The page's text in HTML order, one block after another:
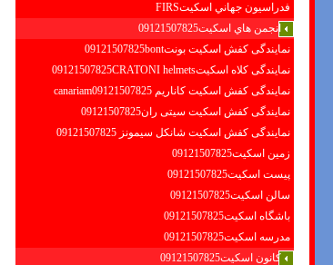
فدراسيون جهاني اسكيتFIRS
انجمن هاي اسكيت09121507825
نمایندگی کفش اسکیت بونت09121507825bont
نمایندگی کلاه اسکیت09121507825CRATONI helmets
نمایندگی کفش اسکیت كاناريم canariam09121507825
نمایندگی کفش اسکیت سیتی ران09121507825
نمایندگی کفش اسکیت شانكل سيمونز 09121507825
زمین اسکیت09121507825
پیست اسکیت09121507825
سالن اسکیت09121507825
باشگاه اسکیت09121507825
مدرسه اسکیت09121507825
کانون اسکیت09121507825